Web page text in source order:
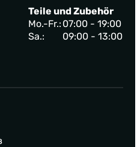
Teile und Zubehör
Mo.-Fr.: 07:00 - 19:00
Sa.:
09:00 - 13:00